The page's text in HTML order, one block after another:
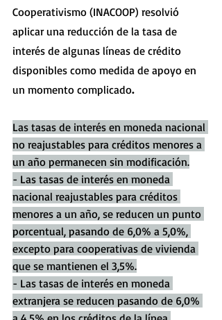
Cooperativismo (INACOOP) resolvió
aplicar una reducción de la tasa de
interés de algunas líneas de crédito
disponibles como medida de apoyo en
un momento complicado.
Las tasas de interés en moneda nacional
no reajustables para créditos menores a
un año permanecen sin modificación.
- Las tasas de interés en moneda
nacional reajustables para créditos
menores a un año, se reducen un punto
porcentual, pasando de 6,0% a 5,0%,
excepto para cooperativas de vivienda
que se mantienen el 3,5%.
- Las tasas de interés en moneda
extranjera se reducen pasando de 6,0%